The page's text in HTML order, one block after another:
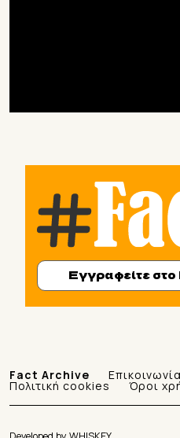
Εγγραφείτε
Fact Archive Επικοινωνία
Πολιτική cookies Όροι